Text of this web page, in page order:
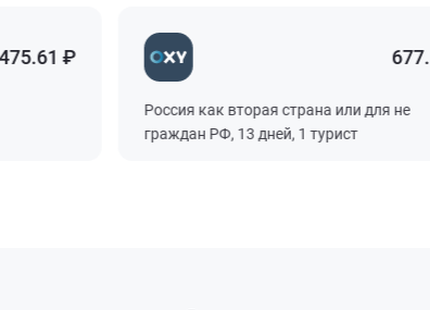
₽
Россия как вторая страна или для не
граждан РФ, 13 дней, 1 турист